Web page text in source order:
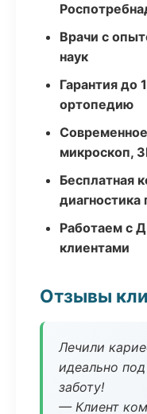
Врачи с
наук
Гарантия до
ортопедию
микроскоп,
Бесплатная
диагностика
Работаем с
клиентами
Отзывы
Лечили
идеально
заботу!
— Клиент